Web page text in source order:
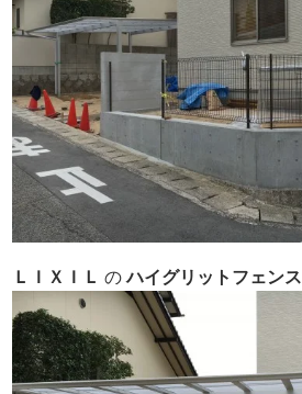
ＬＩＸＩＬのハイグリットフェンス